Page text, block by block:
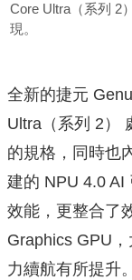
Core Ultra（系列 2
現。
全新的捷元
Ultra（系列 2）
的規格，同時也
建的 NPU 4.0 AI
效能，更整合了
Graphics GPU
力續航有所提升